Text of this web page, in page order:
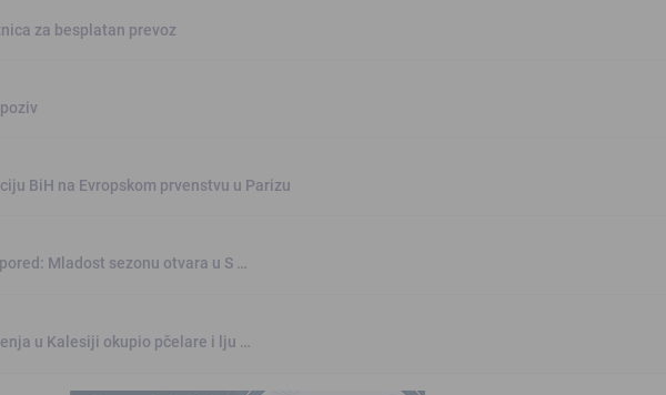
za besplatan prevoz
BiH na Evropskom prvenstvu u Parizu
Mladost sezonu otvara u S …
u Kalesiji okupio pčelare i lju …